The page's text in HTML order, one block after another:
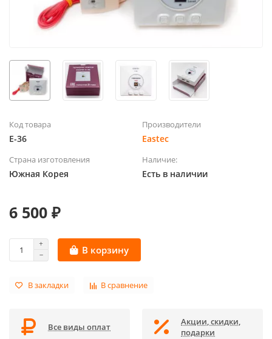
Код товара
Е-36
Производители
Eastec
Страна изготовления
Южная Корея
Наличие:
Есть в наличии
6 500 ₽
В корзину
В закладки В сравнение
Все виды оплат
Акции, скидки,
подарки